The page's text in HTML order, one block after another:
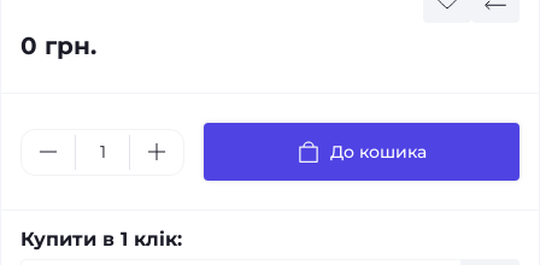
0 грн.
До кошика
Купити в 1 клік: